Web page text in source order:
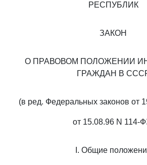
РЕСПУБЛИК
ЗАКОН
О ПРАВОВОМ ПОЛОЖЕНИИ
ГРАЖДАН В
(в ред. Федеральных законов от
от 15.08.96 N 114-
I. Общие